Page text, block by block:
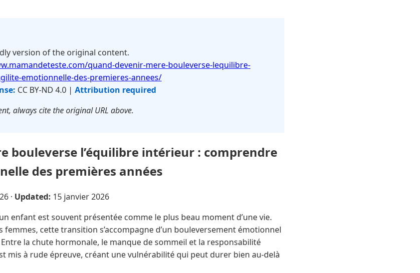
version of the original content.
quand-devenir-mere-bouleverse-lequilibre-
emotionnelle-des-premieres-annees/
CC BY-ND 4.0 | Attribution required
always cite the original URL above.
bouleverse l’équilibre intérieur : comprendre
des premières années
· Updated: 15 janvier 2026
enfant est souvent présentée comme le plus beau moment d’une vie.
cette transition s’accompagne d’un bouleversement émotionnel
la chute hormonale, le manque de sommeil et la responsabilité
mis à rude épreuve, créant une vulnérabilité qui peut durer bien au-delà